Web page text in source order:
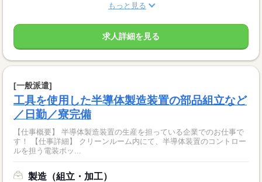
もっと見る
求人詳細を見る
[一般派遣]
工具を使用した半導体製造装置の部品組立など
／日勤／寮完備
【仕事概要】 半導体製造装置の生産を担っている企業でのお仕事で
す！ 【仕事詳細】 クリーンルーム内にて、半導体装置のコントロー
ルを担う電装ボッ...
製造（組立・加工）